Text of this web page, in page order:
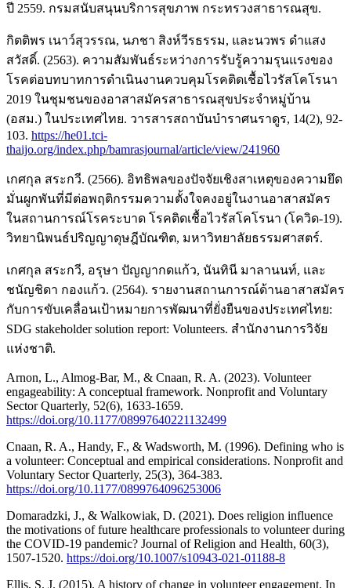
ปี 2559. กรมสนับสนุนบริการสุขภาพ กระทรวงสาธารณสุข.
กิตติพร เนาว์สุวรรณ, นภชา สิงห์วีรธรรม, และนวพร ดำแสง
สวัสดิ์. (2563). ความสัมพันธ์ระหว่างการรับรู้ความรุนแรงของ
โรคต่อบทบาทการดำเนินงานควบคุมโรคติดเชื้อไวรัสโคโรนา
2019 ในชุมชนของอาสาสมัครสาธารณสุขประจำหมู่บ้าน
(อสม.) ในประเทศไทย. วารสารสถาบันบำราศนราดูร, 14(2), 92-
103. https://he01.tci-
thaijo.org/index.php/bamrasjournal/article/view/241960
เกศกุล สระกวี. (2566). อิทธิพลของปัจจัยเชิงสาเหตุของความยึด
มั่นผูกพันที่มีต่อพฤติกรรมความตั้งใจคงอยู่ในงานอาสาสมัคร
ในสถานการณ์โรคระบาด โรคติดเชื้อไวรัสโคโรนา (โควิด-19).
วิทยานิพนธ์ปริญญาดุษฎีบัณฑิต, มหาวิทยาลัยธรรมศาสตร์.
เกศกุล สระกวี, อรุษา ปัญญากดแก้ว, นันทินี มาลานนท์, และ
ชนัญชิดา กองแก้ว. (2564). รายงานสถานการณ์ด้านอาสาสมัคร
กับการขับเคลื่อนเป้าหมายการพัฒนาที่ยั่งยืนของประเทศไทย:
SDG stakeholder solution report: Volunteers. สำนักงานการวิจัย
แห่งชาติ.
Arnon, L., Almog-Bar, M., & Cnaan, R. A. (2023). Volunteer
engageability: A conceptual framework. Nonprofit and Voluntary
Sector Quarterly, 52(6), 1633-1659.
https://doi.org/10.1177/08997640221132499
Cnaan, R. A., Handy, F., & Wadsworth, M. (1996). Defining who is
a volunteer: Conceptual and empirical considerations. Nonprofit and
Voluntary Sector Quarterly, 25(3), 364-383.
https://doi.org/10.1177/0899764096253006
Domaradzki, J., & Walkowiak, D. (2021). Does religion influence
the motivations of future healthcare professionals to volunteer during
the COVID-19 pandemic? Journal of Religion and Health, 60(3),
1507-1520. https://doi.org/10.1007/s10943-021-01188-8
Ellis, S. J. (2015). A history of change in volunteer engagement. In